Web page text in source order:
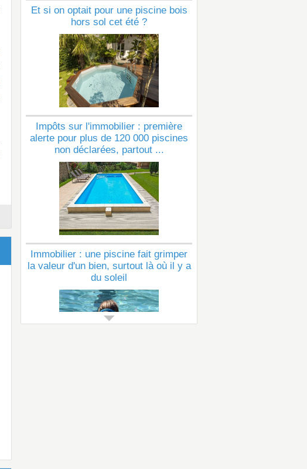
Et si on optait pour une piscine bois
hors sol cet été ?
Impôts sur l'immobilier : première
alerte pour plus de 120 000 piscines
non déclarées, partout ...
Immobilier : une piscine fait grimper
la valeur d'un bien, surtout là où il y a
du soleil